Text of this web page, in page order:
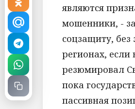
являются
мошенники, -
соцзащиту, без
регионах,
резюмировал
пока
пассивная